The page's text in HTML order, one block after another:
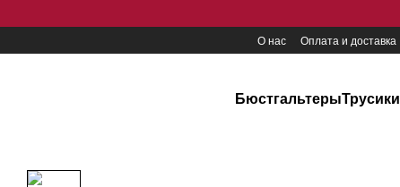
О нас Оплата и доставка
БюстгальтерыТрусики